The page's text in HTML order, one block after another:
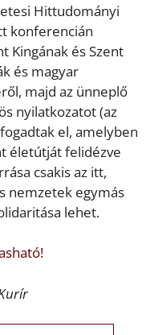
Hittudományi
konferencián
Kingának és Szent
és magyar
majd az ünneplő
nyilatkozatot (az
el, amelyben
életútját felidézve
csakis az itt,
nemzetek egymás
lehet.